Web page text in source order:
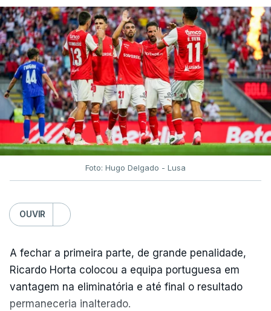
Foto: Hugo Delgado - Lusa
OUVIR
A fechar a primeira parte, de grande penalidade,
Ricardo Horta colocou a equipa portuguesa em
vantagem na eliminatória e até final o resultado
permaneceria inalterado.